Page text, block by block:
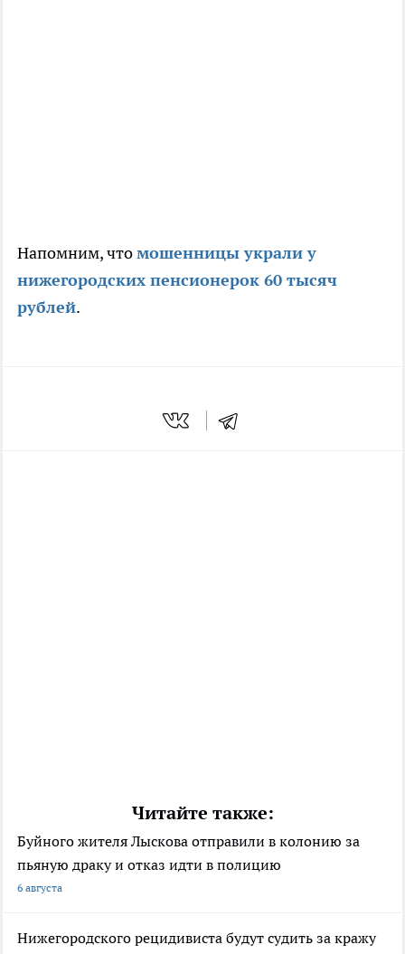
Напомним, чтомошенницы украли у
нижегородских пенсионерок 60 тысяч
рублей.
Читайте также:
Буйного жителя Лыскова отправили в колонию за
пьяную драку и отказ идти в полицию
6 августа
Нижегородского рецидивиста будут судить за кражу